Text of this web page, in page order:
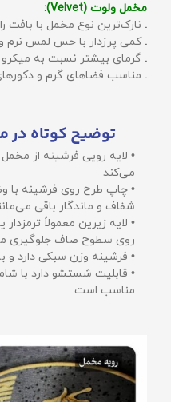
مخمل ولوت (Velvet):
ـ نازک‌ترین نوع مخمل با بافت
ـ کمی پرزدار با حس لمس نرم
ـ گرمای بیشتر نسبت به میکرو
ـ مناسب فضاهای گرم و
توضیح کوتاه
• لایه رویی فرشینه از
می‌کند
• چاپ طرح روی فرشینه با
شفاف و ماندگار باقی
• لایه زیرین معمولاً
روی سطوح صاف جلوگیری
• فرشینه وزن سبکی دارد و
• قابلیت شستشو دارد با
مناسب است